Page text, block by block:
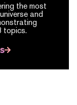
the most
and
topics.